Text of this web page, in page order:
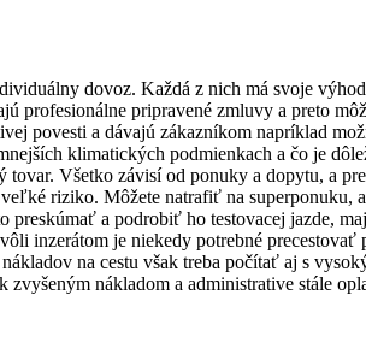
dovoz. Každá z nich má svoje
profesionálne pripravené zmluvy a preto
povesti a dávajú zákazníkom napríklad
klimatických podmienkach a čo je
Všetko závisí od ponuky a dopytu, a
riziko. Môžete natrafiť na superponuku,
a podrobiť ho testovacej jazde,
inzerátom je niekedy potrebné
na cestu však treba počítať aj s
nákladom a administrative stále